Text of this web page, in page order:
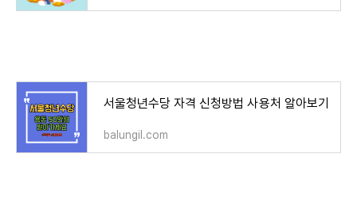
서울청년수당 자격 신청방법 사용처 알아보기
balungil.com